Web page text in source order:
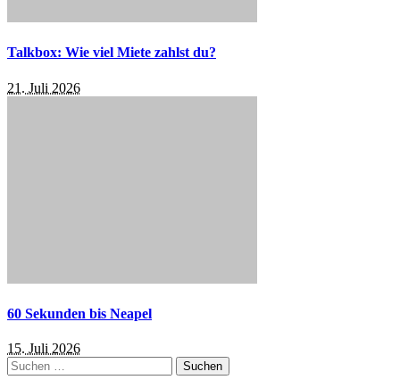
Talkbox: Wie viel Miete zahlst du?
21. Juli 2026
60 Sekunden bis Neapel
15. Juli 2026
Suchen
nach: